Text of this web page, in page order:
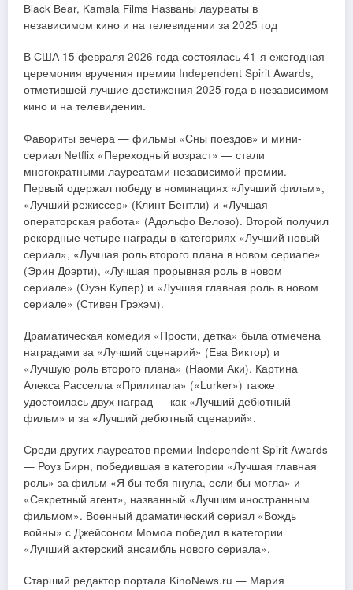
Black Bear, Kamala Films Названы лауреаты в
независимом кино и на телевидении за 2025 год
В США 15 февраля 2026 года состоялась 41-я ежегодная
церемония вручения премии Independent Spirit Awards,
отметившей лучшие достижения 2025 года в независимом
кино и на телевидении.
Фавориты вечера — фильмы «Сны поездов» и мини-
сериал Netflix «Переходный возраст» — стали
многократными лауреатами независимой премии.
Первый одержал победу в номинациях «Лучший фильм»,
«Лучший режиссер» (Клинт Бентли) и «Лучшая
операторская работа» (Адольфо Велозо). Второй получил
рекордные четыре награды в категориях «Лучший новый
сериал», «Лучшая роль второго плана в новом сериале»
(Эрин Доэрти), «Лучшая прорывная роль в новом
сериале» (Оуэн Купер) и «Лучшая главная роль в новом
сериале» (Стивен Грэхэм).
Драматическая комедия «Прости, детка» была отмечена
наградами за «Лучший сценарий» (Ева Виктор) и
«Лучшую роль второго плана» (Наоми Аки). Картина
Алекса Расселла «Прилипала» («Lurker») также
удостоилась двух наград — как «Лучший дебютный
фильм» и за «Лучший дебютный сценарий».
Среди других лауреатов премии Independent Spirit Awards
— Роуз Бирн, победившая в категории «Лучшая главная
роль» за фильм «Я бы тебя пнула, если бы могла» и
«Секретный агент», названный «Лучшим иностранным
фильмом». Военный драматический сериал «Вождь
войны» с Джейсоном Момоа победил в категории
«Лучший актерский ансамбль нового сериала».
Старший редактор портала KinoNews.ru — Мария